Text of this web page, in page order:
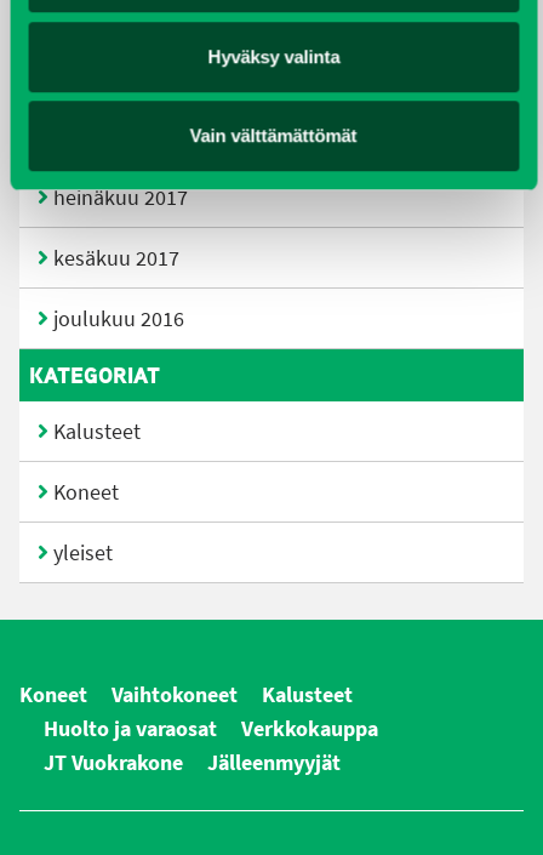
Hyväksy valinta
Vain välttämättömät
elokuu 2018
heinäkuu 2017
kesäkuu 2017
joulukuu 2016
KATEGORIAT
Kalusteet
Koneet
yleiset
Koneet Vaihtokoneet
Kalusteet
Huolto ja varaosat
Verkkokauppa
JT Vuokrakone
Jälleenmyyjät